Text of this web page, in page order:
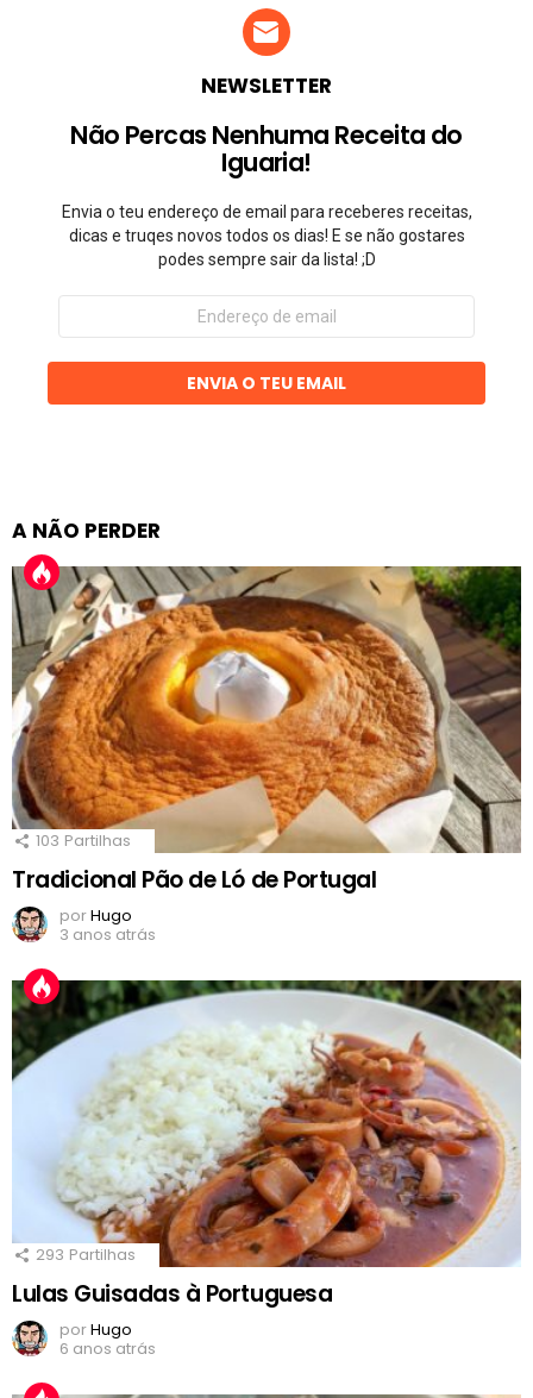
NEWSLETTER
Não Percas Nenhuma Receita do
Iguaria!
Envia o teu endereço de email para receberes receitas,
dicas e truqes novos todos os dias! E se não gostares
podes sempre sair da lista! ;D
Endereço
email
ENVIA O TEU EMAIL
A NÃO PERDER
103 Partilhas
Tradicional Pão de Ló de Portugal
porHugo
3 anos atrás
293 Partilhas
Lulas Guisadas à Portuguesa
porHugo
6 anos atrás